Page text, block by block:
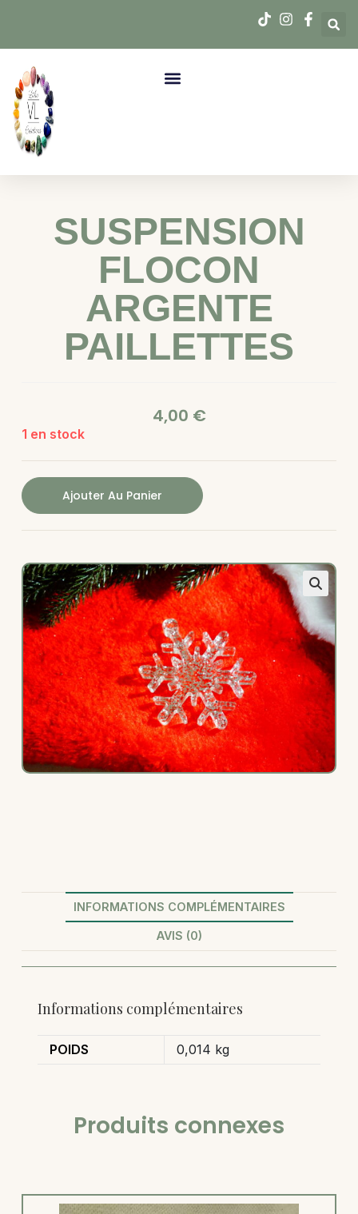
SUSPENSION
FLOCON
ARGENTE
PAILLETTES
4,00 €
1 en stock
Ajouter Au Panier
INFORMATIONS COMPLÉMENTAIRES
AVIS (0)
Informations complémentaires
POIDS 0,014 kg
Produits connexes